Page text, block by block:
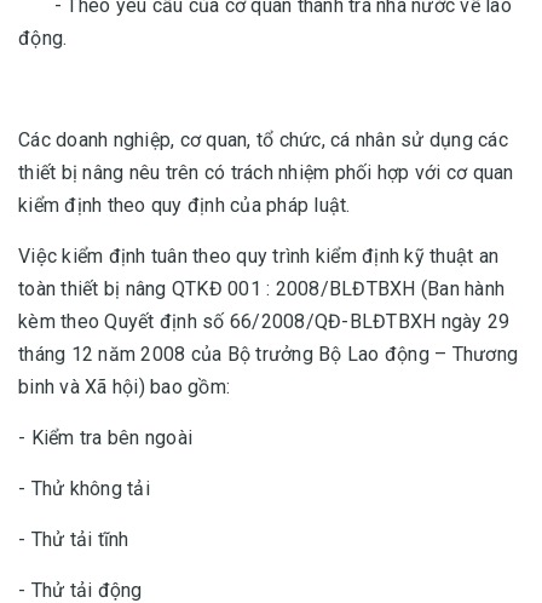
- Theo yêu cầu của cơ quan thanh tra nhà nước về lao
động.
Các doanh nghiệp, cơ quan, tổ chức, cá nhân sử dụng các
thiết bị nâng nêu trên có trách nhiệm phối hợp với cơ quan
kiểm định theo quy định của pháp luật.
Việc kiểm định tuân theo quy trình kiểm định kỹ thuật an
toàn thiết bị nâng QTKĐ 001 : 2008/BLĐTBXH (Ban hành
kèm theo Quyết định số 66/2008/QĐ-BLĐTBXH ngày 29
tháng 12 năm 2008 của Bộ trưởng Bộ Lao động – Thương
binh và Xã hội) bao gồm:
- Kiểm tra bên ngoài
- Thử không tải
- Thử tải tĩnh
- Thử tải động